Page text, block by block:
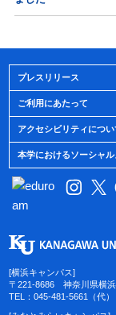
プレスリリース
ご利用にあたって
アクセシビリティについ
本学におけるソーシャ
[横浜キャンパス]
〒221-8686 神奈川県横浜
TEL：045-481-5661（代）